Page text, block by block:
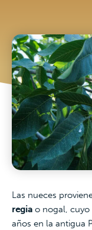
Las nueces
regia o nogal, cuyo
años en la antigua